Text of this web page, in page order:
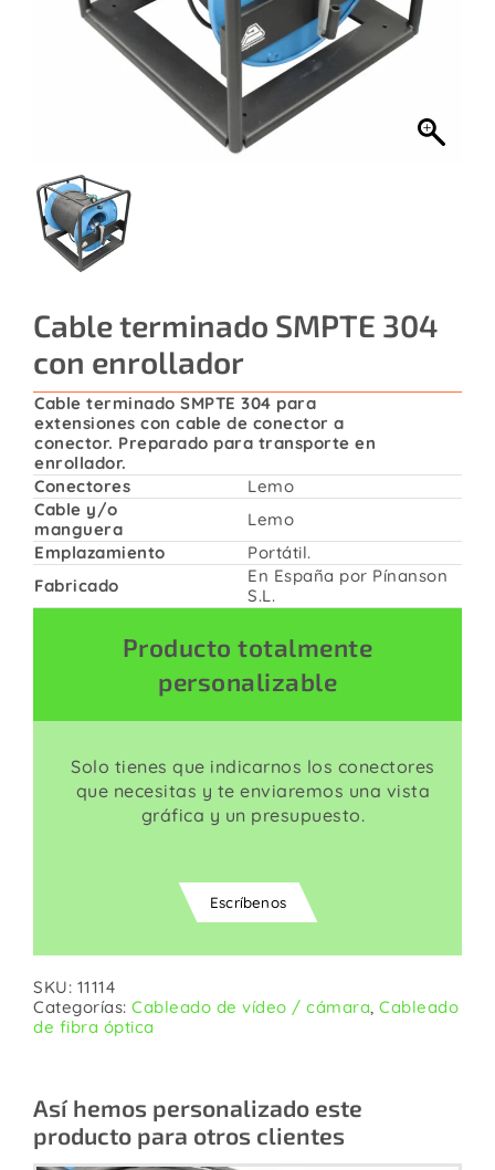
Contacto
Cable terminado SMPTE 304
con enrollador
Cable terminado SMPTE 304 para
extensiones con cable de conector a
conector. Preparado para transporte en
enrollador.
Conectores
Lemo
Cable y/o
manguera
Lemo
Emplazamiento
Portátil.
Fabricado
En España por Pínanson
S.L.
Producto totalmente
personalizable
Solo tienes que indicarnos los conectores
que necesitas y te enviaremos una vista
gráfica y un presupuesto.
Escríbenos
SKU: 11114
Categorías: Cableado de vídeo / cámara, Cableado
de fibra óptica
Así hemos personalizado este
producto para otros clientes